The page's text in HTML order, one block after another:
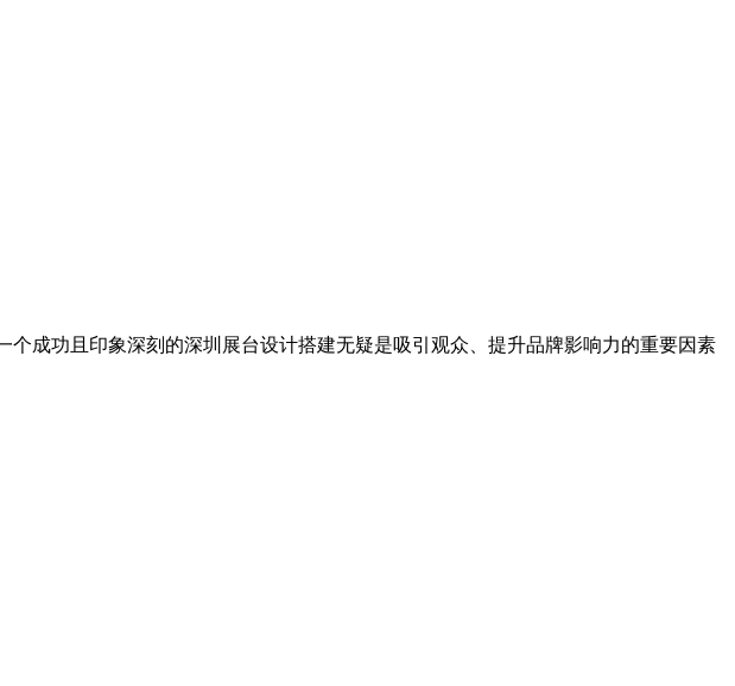
成功且印象深刻的深圳展台设计搭建无疑是吸引观众、提升品牌影响力的重要因素